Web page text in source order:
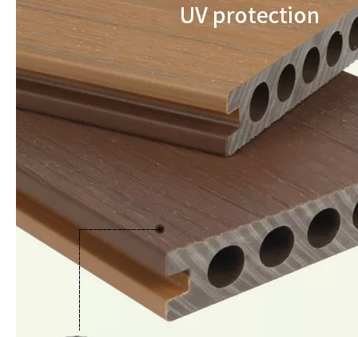
aire libre y comience a disfrutar de un verano más fresco y